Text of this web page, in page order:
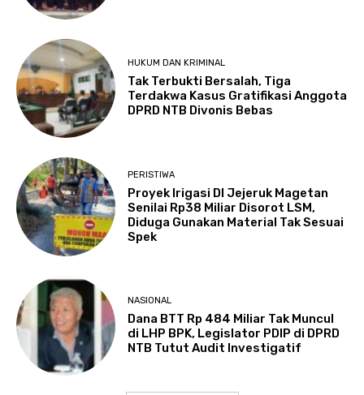
HUKUM DAN KRIMINAL
Tak Terbukti Bersalah, Tiga
Terdakwa Kasus Gratifikasi Anggota
DPRD NTB Divonis Bebas
PERISTIWA
Proyek Irigasi DI Jejeruk Magetan
Senilai Rp38 Miliar Disorot LSM,
Diduga Gunakan Material Tak Sesuai
Spek
NASIONAL
Dana BTT Rp 484 Miliar Tak Muncul
di LHP BPK, Legislator PDIP di DPRD
NTB Tutut Audit Investigatif